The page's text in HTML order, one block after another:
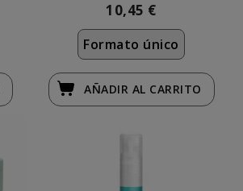
10,45 €
Formato único
AÑADIR AL CARRITO